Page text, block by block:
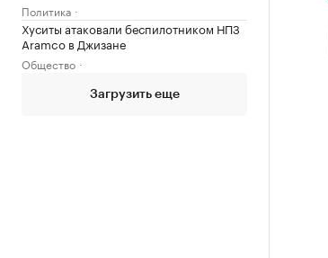
Политика
Хуситы атаковали беспилотником НПЗ
Aramco в Джизане
Общество
Загрузить еще